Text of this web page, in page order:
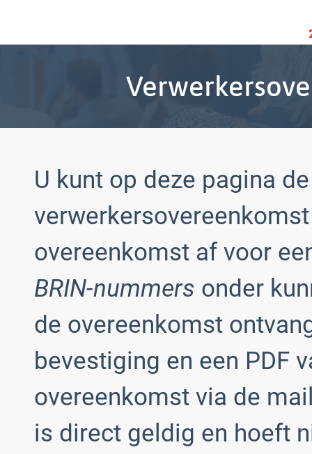
U kunt op deze pagina
overeenkomst af voor
BRIN-nummers onder
de overeenkomst
bevestiging en een PDF
overeenkomst via de
is direct geldig en hoeft